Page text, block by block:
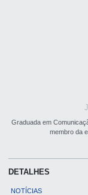
Graduada em
membro da
DETALHES
NOTÍCIAS